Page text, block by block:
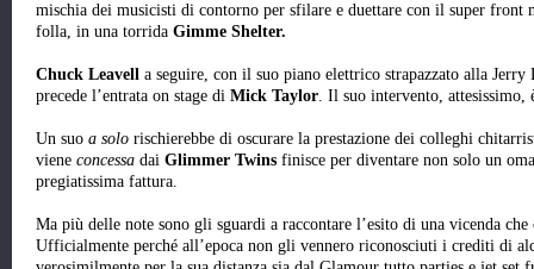
mischia dei musicisti di contorno per sfilare e duettare con il super front
folla, in una torrida Gimme Shelter.
Chuck Leavell a seguire, con il suo piano elettrico strapazzato alla Jerry
precede l’entrata on stage di Mick Taylor. Il suo intervento, attesissimo,
Un suo a solo rischierebbe di oscurare la prestazione dei colleghi
viene concessa dai Glimmer Twins finisce per diventare non solo un
pregiatissima fattura.
Ma più delle note sono gli sguardi a raccontare l’esito di una vicenda
Ufficialmente perché all’epoca non gli vennero riconosciuti i crediti di